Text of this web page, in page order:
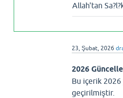
Allah'tan
23, Şubat, 2026
2026
Bu içerik
geçirilmiştir.